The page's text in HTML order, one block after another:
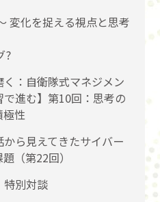
変化を捉える視点と思考
?
く：自衛隊式マネジメン
で進む】第10回：思考の
極性
ら見えてきたサイバー
（第22回）
別対談